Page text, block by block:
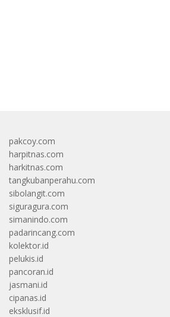
pakcoy.com
harpitnas.com
harkitnas.com
tangkubanperahu.com
sibolangit.com
siguragura.com
simanindo.com
padarincang.com
kolektor.id
pelukis.id
pancoran.id
jasmani.id
cipanas.id
eksklusif.id